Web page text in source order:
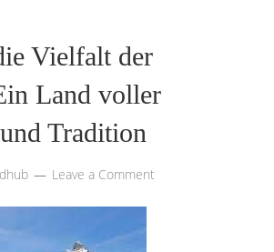
Vielfalt der
Land voller
Tradition
Leave a Comment